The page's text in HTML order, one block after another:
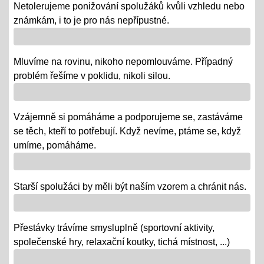
01.12.2018
- po celý ADVENT využijeme projektovou výuku v
letos bez JARMARKU, ale s vrstevnickou výukou ve
VV = "MALÍ UČÍ VELKÉ"
08.10.2018
- vědomostní a výtvarné soutěže
- školní rozhlasové vysílání
Výlety tříd, exkurze
12.06.2018
- od 18. 6. se "chystají" třídy za novými poznatky a
Netolerujeme ponižování spolužáků kvůli vzhledu nebo
známkám, i to je pro nás nepřípustné.
Mluvíme na rovinu, nikoho nepomlouváme. Případný
problém řešíme v poklidu, nikoli silou.
Vzájemně si pomáháme a podporujeme se, zastáváme
se těch, kteří to potřebují. Když nevíme, ptáme se, když
umíme, pomáháme.
Starší spolužáci by měli být naším vzorem a chránit nás.
Přestávky trávíme smysluplně (sportovní aktivity,
společenské hry, relaxační koutky, tichá místnost, ...)